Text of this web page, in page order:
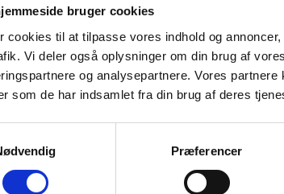
bruger cookies
cookies til at tilpasse vores indhold og
Vi deler også oplysninger om din brug af
og analysepartnere. Vores
som de har indsamlet fra din brug af deres
Præferencer